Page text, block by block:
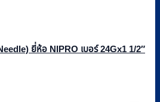
ยี่ห้อ NIPRO เบอร์ 24Gx1 1/2″